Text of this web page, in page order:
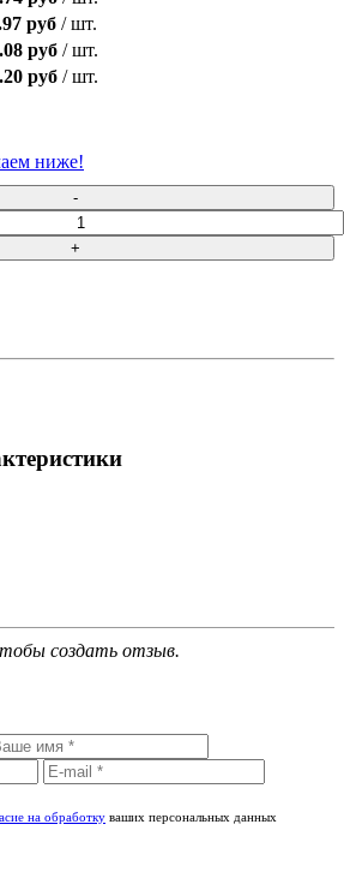
руб / шт.
руб / шт.
руб / шт.
ниже!
создать отзыв.
на обработку ваших персональных данных